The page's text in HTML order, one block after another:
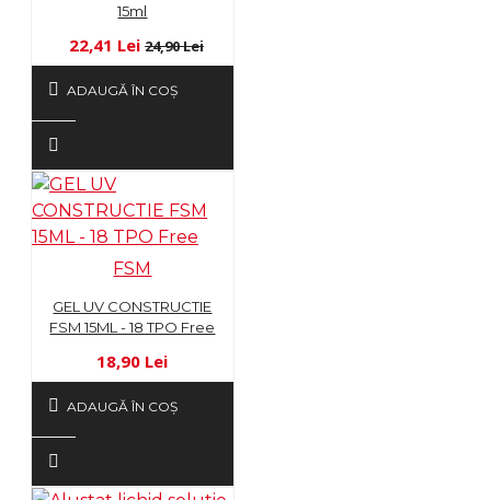
15ml
22,41 Lei 24,90 Lei
ADAUGĂ ÎN COŞ
FSM
GEL UV CONSTRUCTIE
FSM 15ML - 18 TPO Free
18,90 Lei
ADAUGĂ ÎN COŞ